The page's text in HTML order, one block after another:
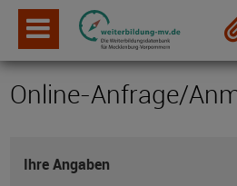
Online-Anfrage/
Ihre Angaben